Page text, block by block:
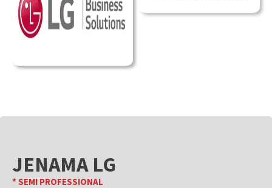
JENAMA LG
* SEMI PROFESSIONAL